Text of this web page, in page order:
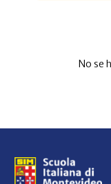
No se